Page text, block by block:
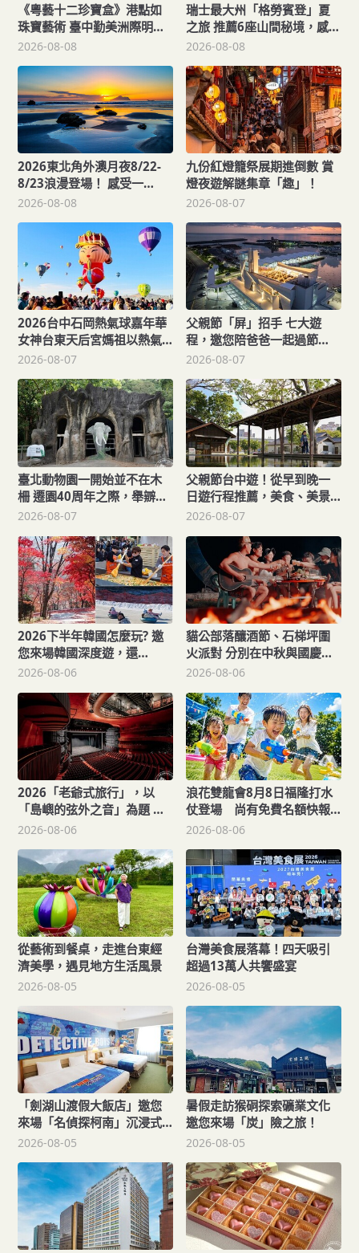
《粵藝十二珍寶盒》港點如
珠寶藝術 臺中勤美洲際明娟
樓餐桌變成精品櫃位？
2026-08-08
瑞士最大州「格勞賓登」夏
之旅 推薦6座山間秘境，感受
不同阿爾卑斯療癒度假風
2026-08-08
2026東北角外澳月夜8/22-
8/23浪漫登場！ 感受一
「夏」東北角夜的浪漫！
2026-08-08
九份紅燈籠祭展期進倒數 賞
燈夜遊解謎集章「趣」！
2026-08-07
2026台中石岡熱氣球嘉年華
女神台東天后宮媽祖以熱氣
球造型、李多慧一起加持助
2026-08-07
父親節「屏」招手 七大遊
程，邀您陪爸爸一起過節
「趣」！
2026-08-07
臺北動物園一開始並不在木
柵 遷園40周年之際，舉辧
「與象同在、迎象未來」特
2026-08-07
父親節台中遊！從早到晚一
日遊行程推薦，美食、美景
一次滿足！
2026-08-07
2026下半年韓國怎麼玩? 邀
您來場韓國深度遊，還
「遊」好康！
2026-08-06
貓公部落釀酒節、石梯坪圍
火派對 分別在中秋與國慶連
假登場
2026-08-06
2026「老爺式旅行」，以
「島嶼的弦外之音」為題 帶
旅人開箱歌劇院後台、探訪
2026-08-06
浪花雙龍會8月8日福隆打水
仗登場 尚有免費名額快報
名，還可抽住宿券！
2026-08-06
從藝術到餐桌，走進台東經
濟美學，遇見地方生活風景
2026-08-05
台灣美食展落幕！四天吸引
超過13萬人共饗盛宴
2026-08-05
「劍湖山渡假大飯店」邀您
來場「名偵探柯南」沉浸式
主題假期！
2026-08-05
暑假走訪猴硐探索礦業文化
邀您來場「炭」險之旅！
2026-08-05